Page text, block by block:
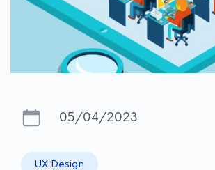
05/04/2023
UX Design